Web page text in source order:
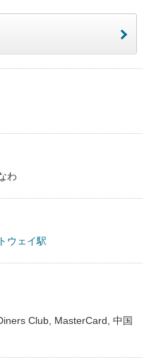
わ
ウェイ駅
Club, MasterCard, 中国